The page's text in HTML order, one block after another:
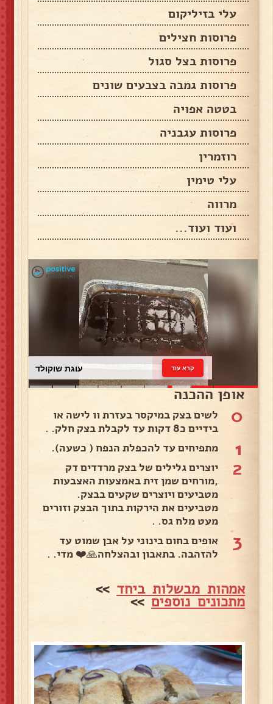
עלי בזיליקום
פרוסות חצילים
פרוסות בצל סגול
פרוסות גמבה בצבעים שונים
בטטה אפויה
פרוסות עגבניה
רוזמרין
עלי טימין
מרווה
ועוד ועוד...
עוגת שוקולד קרא עוד
אופן ההכנה
0
לשים בצק במיקסר בעזרת וו לישה או
בידיים כ8 דקות עד לקבלת בצק חלק. .
1 מתפיחים עד להכפלת הנפח ( כשעה).
2
יוצרים גלילים של בצק מרדדים דק
,מורחים שמן זית באמצעות האצבעות
מטביעים ויוצרים שקעים בבצק.
מטביעים את הירקות בתוך הבצק וזורים
מעט מלח גס. .
3
אופים בחום בינוני על אבן שמוט עד
להזהבה. בתאבון ובהצלחה🙏❤️ מדי. .
אמהות מבשלות ביחד >>
מתכונים נוספים>>